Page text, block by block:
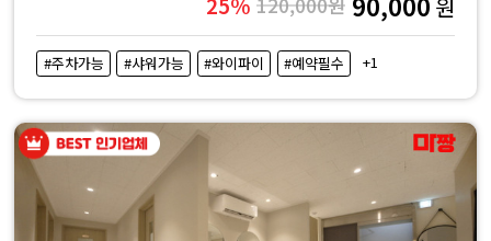
내
근
처
원
#주차가능 #샤워가능 #와이파이 #예약필수 +1